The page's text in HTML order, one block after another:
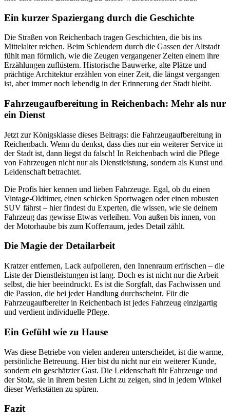
Ein kurzer Spaziergang durch die Geschichte
Die Straßen von Reichenbach tragen Geschichten, die bis ins
Mittelalter reichen. Beim Schlendern durch die Gassen der Altstadt
fühlt man förmlich, wie die Zeugen vergangener Zeiten einem ihre
Erzählungen zuflüstern. Historische Bauwerke, alte Plätze und
prächtige Architektur erzählen von einer Zeit, die längst vergangen
ist, aber immer noch lebendig in der Erinnerung der Stadt bleibt.
Fahrzeugaufbereitung in Reichenbach: Mehr als nur
ein Dienst
Jetzt zur Königsklasse dieses Beitrags: die Fahrzeugaufbereitung in
Reichenbach. Wenn du denkst, dass dies nur ein weiterer Service in
der Stadt ist, dann liegst du falsch! In Reichenbach wird die Pflege
von Fahrzeugen nicht nur als Dienstleistung, sondern als Kunst und
Leidenschaft betrachtet.
Die Profis hier kennen und lieben Fahrzeuge. Egal, ob du einen
Vintage-Oldtimer, einen schicken Sportwagen oder einen robusten
SUV fährst – hier findest du Experten, die wissen, wie sie deinem
Fahrzeug das gewisse Etwas verleihen. Von außen bis innen, von
der Motorhaube bis zum Kofferraum, jedes Detail zählt.
Die Magie der Detailarbeit
Kratzer entfernen, Lack aufpolieren, den Innenraum erfrischen – die
Liste der Dienstleistungen ist lang. Doch es ist nicht nur die Arbeit
selbst, die hier beeindruckt. Es ist die Sorgfalt, das Fachwissen und
die Passion, die bei jeder Handlung durchscheint. Für die
Fahrzeugaufbereiter in Reichenbach ist jedes Fahrzeug einzigartig
und verdient individuelle Pflege.
Ein Gefühl wie zu Hause
Was diese Betriebe von vielen anderen unterscheidet, ist die warme,
persönliche Betreuung. Hier bist du nicht nur ein weiterer Kunde,
sondern ein geschätzter Gast. Die Leidenschaft für Fahrzeuge und
der Stolz, sie in ihrem besten Licht zu zeigen, sind in jedem Winkel
dieser Werkstätten zu spüren.
Fazit